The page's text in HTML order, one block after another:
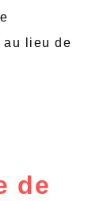
au lieu de
de